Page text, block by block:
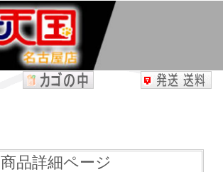
商品詳細ページ